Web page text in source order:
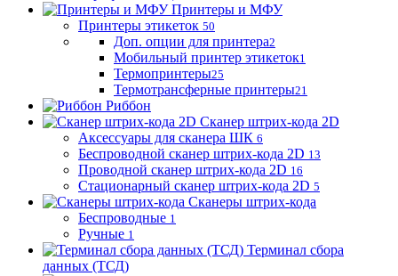
Принтеры и МФУ
Принтеры этикеток 50
Доп. опции для принтера2
Мобильный принтер этикеток1
Термопринтеры25
Термотрансферные принтеры21
Риббон
Сканер штрих-кода 2D
Аксессуары для сканера ШК 6
Беспроводной сканер штрих-кода 2D 13
Проводной сканер штрих-кода 2D 16
Стационарный сканер штрих-кода 2D 5
Сканеры штрих-кода
Беспроводные 1
Ручные 1
Терминал сбора
данных (ТСД)